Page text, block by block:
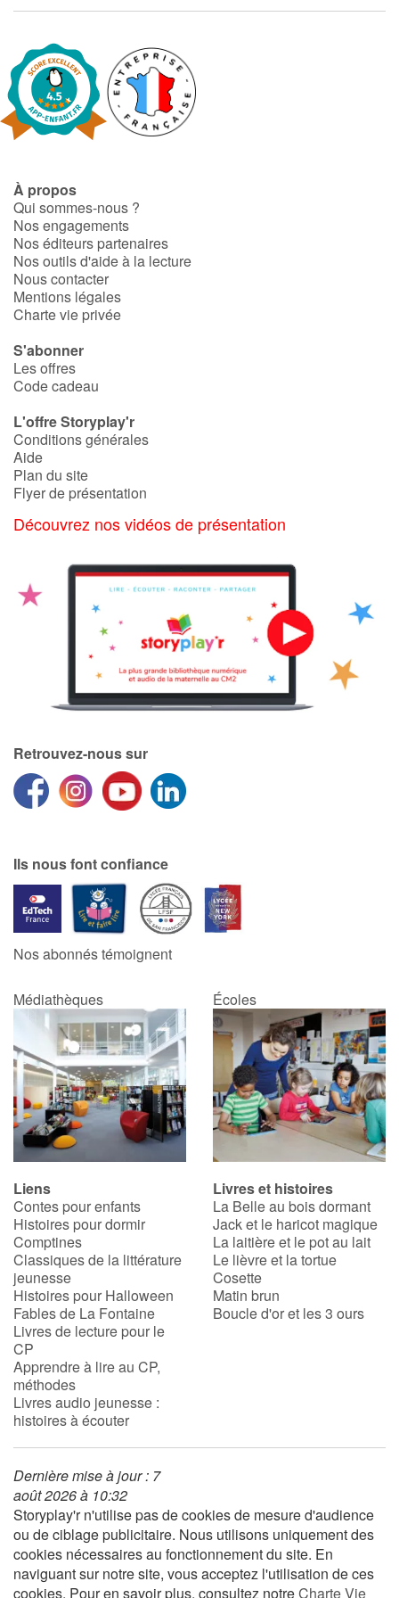
Fable, mythe, littérature et poésie
Princesses et princes, rois, reines et dragons
Ogres, monstres et sorcières
Héroïnes et héros
Écologie, nature, saisons
Les animaux
Voyage, épopée, enquête, aventure
Autour du monde
Apprentissage
Documentaires
En famille
Quotidien et loisirs
À l'école
Fêtes et évènements
Amour et amitié
Sujets de société
Émotions et sentiments
Formats et illustrations
Contraste +
Aide
Accueil
Famille
Écoles
Médiathèques
Vidéos & Tutoriaux
Blog
Actualités
Par thématique
Rencontres et témoignages
Contes d'ici et d'ailleurs
Autour de la lecture
Apprendre à lire
Livre audio
À propos
Qui sommes-nous ?
Nos engagements
Nos éditeurs partenaires
Nos outils d'aide à la lecture
Nous contacter
Mentions légales
Charte vie privée
S'abonner
Les offres
Code cadeau
L'offre Storyplay'r
Conditions générales
Aide
Plan du site
Flyer de présentation
Découvrez nos vidéos de présentation
Retrouvez-nous sur
Ils nous font confiance
Nos abonnés témoignent
Médiathèques Écoles
Liens
Contes pour enfants
Histoires pour dormir
Comptines
Classiques de la littérature
jeunesse
Histoires pour Halloween
Fables de La Fontaine
Livres de lecture pour le
CP
Apprendre à lire au CP,
méthodes
Livres audio jeunesse :
histoires à écouter
Livres et histoires
La Belle au bois dormant
Jack et le haricot magique
La laitière et le pot au lait
Le lièvre et la tortue
Cosette
Matin brun
Boucle d'or et les 3 ours
Dernière mise à jour : 7
août 2026 à 10:32
Storyplay'r n'utilise pas de cookies de mesure d'audience
ou de ciblage publicitaire. Nous utilisons uniquement des
cookies nécessaires au fonctionnement du site. En
naviguant sur notre site, vous acceptez l'utilisation de ces
cookies. Pour en savoir plus, consultez notreCharte Vie